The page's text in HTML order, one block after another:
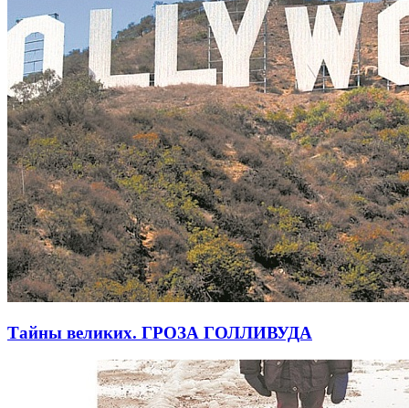
Тайны великих. ГРОЗА ГОЛЛИВУДА